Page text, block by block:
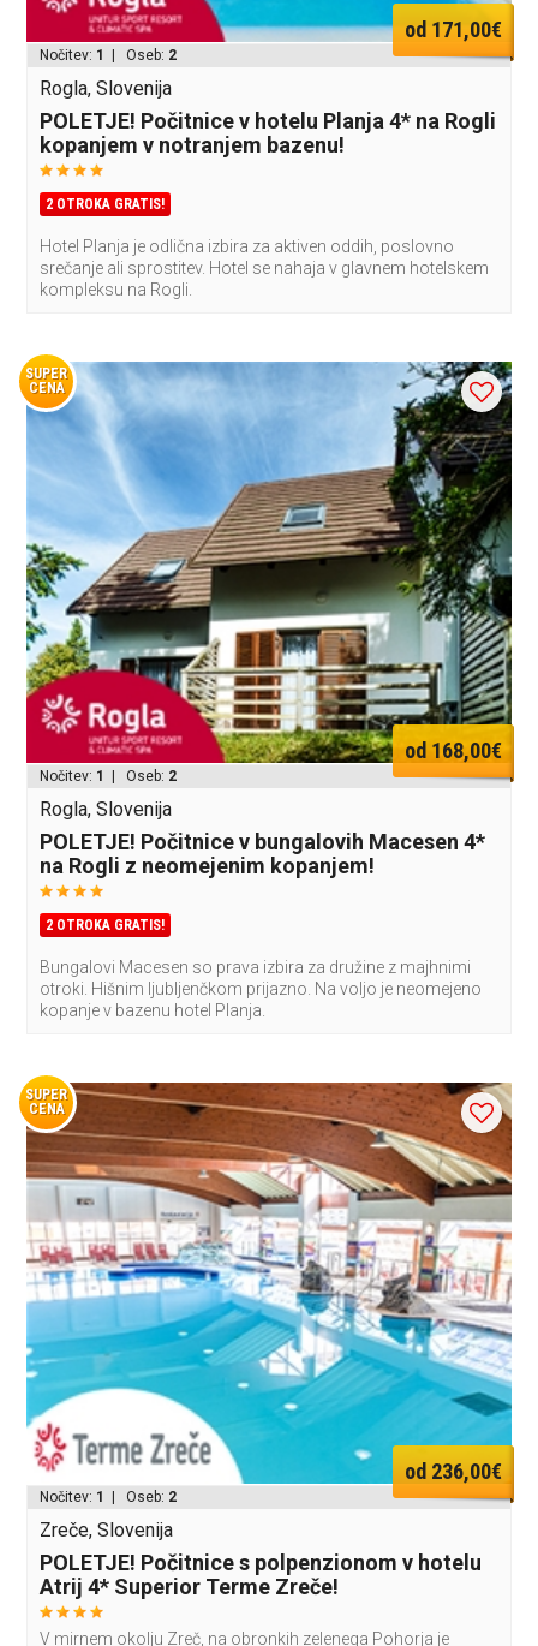
od 171,00€
Nočitev: 1 | Oseb: 2
Rogla, Slovenija
POLETJE! Počitnice v hotelu Planja 4* na Rogli
kopanjem v notranjem bazenu!
2 OTROKA GRATIS!
Hotel Planja je odlična izbira za aktiven oddih, poslovno
srečanje ali sprostitev. Hotel se nahaja v glavnem hotelskem
kompleksu na Rogli.
SUPER
CENA
od 168,00€
Nočitev: 1 | Oseb: 2
Rogla, Slovenija
POLETJE! Počitnice v bungalovih Macesen 4*
na Rogli z neomejenim kopanjem!
2 OTROKA GRATIS!
Bungalovi Macesen so prava izbira za družine z majhnimi
otroki. Hišnim ljubljenčkom prijazno. Na voljo je neomejeno
kopanje v bazenu hotel Planja.
SUPER
CENA
od 236,00€
Nočitev: 1 | Oseb: 2
Zreče, Slovenija
POLETJE! Počitnice s polpenzionom v hotelu
Atrij 4* Superior Terme Zreče!
V mirnem okolju Zreč, na obronkih zelenega Pohorja je